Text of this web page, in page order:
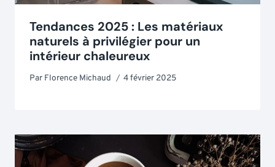
Tendances 2025 : Les matériaux
naturels à privilégier pour un
intérieur chaleureux
Par Florence Michaud 4 février 2025